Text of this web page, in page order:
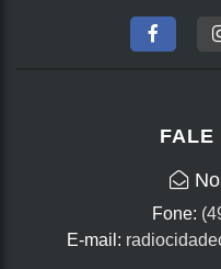
FALE
Fone:
E-mail: